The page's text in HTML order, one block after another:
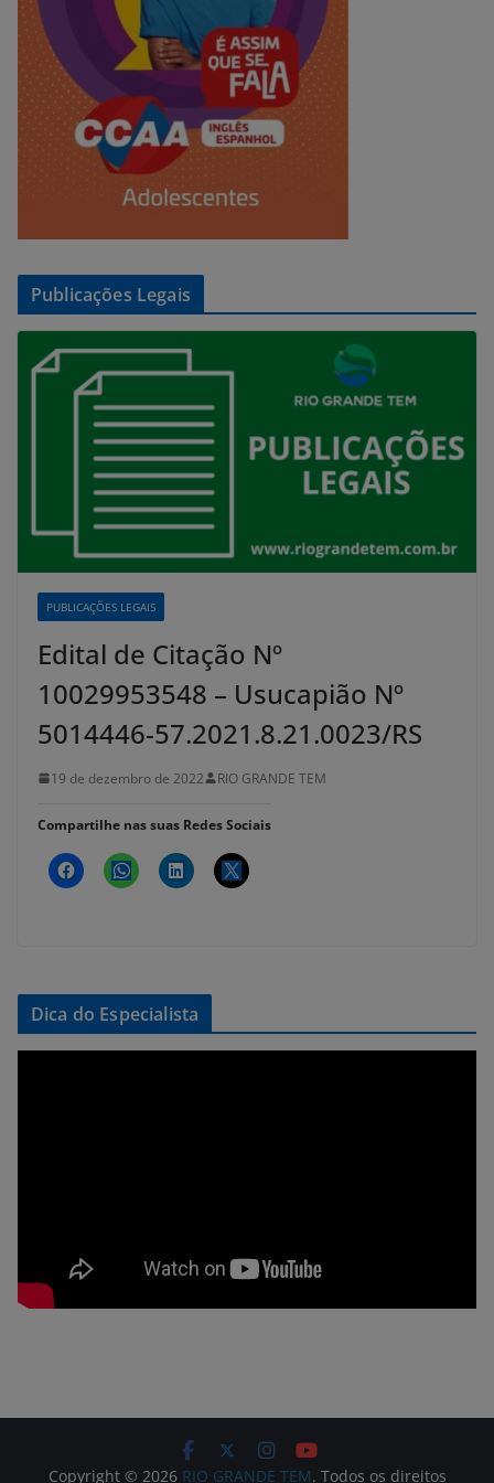
Publicações Legais
PUBLICAÇÕES LEGAIS
Edital de Citação Nº
10029953548 – Usucapião Nº
5014446-57.2021.8.21.0023/RS
19 de dezembro de 2022 RIO GRANDE TEM
Compartilhe nas suas Redes Sociais
Dica do Especialista
Copyright © 2026 RIO GRANDE TEM. Todos os direitos